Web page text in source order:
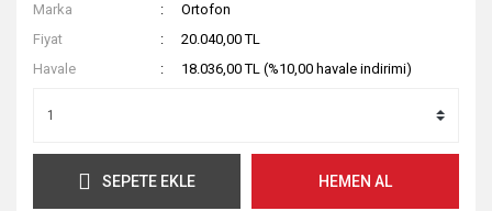
Marka
Ortofon
Fiyat
20.040,00 TL
Havale
18.036,00 TL (%10,00 havale indirimi)
SEPETE EKLE HEMEN AL